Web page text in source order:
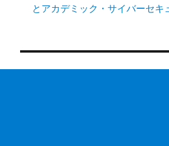
とアカデミック・サイバーセキ